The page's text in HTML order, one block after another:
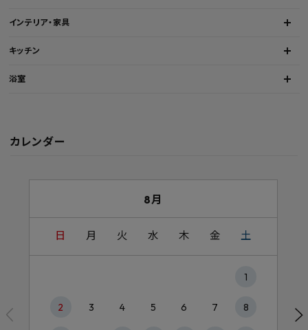
インテリア・家具
キッチン
浴室
カレンダー
8月
日 月 火 水 木 金 土
1
2 3 4 5 6 7 8